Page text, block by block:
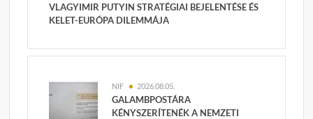
VLAGYIMIR PUTYIN STRATÉGIAI BEJELENTÉSE ÉS
KELET-EURÓPA DILEMMÁJA
NIF 2026.08.05.
GALAMBPOSTÁRA
KÉNYSZERÍTENÉK A NEMZETI